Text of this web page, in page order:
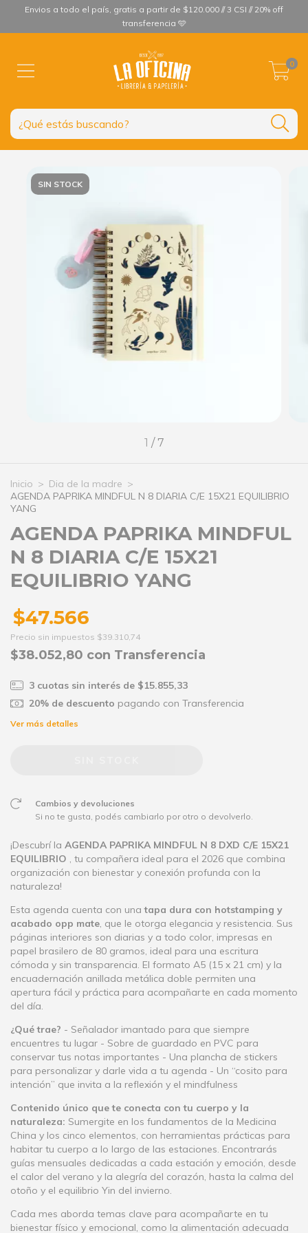
Envios a todo el país, gratis a partir de $120.000 // 3 CSI // 20% off
transferencia 🩵
0
SIN STOCK
1 / 7
Inicio > Dia de la madre >
AGENDA PAPRIKA MINDFUL N 8 DIARIA C/E 15X21 EQUILIBRIO
YANG
AGENDA PAPRIKA MINDFUL
N 8 DIARIA C/E 15X21
EQUILIBRIO YANG
$47.566
Precio sin impuestos $39.310,74
$38.052,80 con Transferencia
3 cuotas sin interés de $15.855,33
20% de descuento pagando con Transferencia
Ver más detalles
Cambios y devoluciones
Si no te gusta, podés cambiarlo por otro o devolverlo.
¡Descubrí la AGENDA PAPRIKA MINDFUL N 8 DXD C/E 15X21
EQUILIBRIO , tu compañera ideal para el 2026 que combina
organización con bienestar y conexión profunda con la
naturaleza!
Esta agenda cuenta con unatapa dura con hotstamping y
acabado opp mate, que le otorga elegancia y resistencia. Sus
páginas interiores son diarias y a todo color, impresas en
papel brasilero de 80 gramos, ideal para una escritura
cómoda y sin transparencia. El formato A5 (15 x 21 cm) y la
encuadernación anillada metálica doble permiten una
apertura fácil y práctica para acompañarte en cada momento
del día.
¿Qué trae? - Señalador imantado para que siempre
encuentres tu lugar - Sobre de guardado en PVC para
conservar tus notas importantes - Una plancha de stickers
para personalizar y darle vida a tu agenda - Un “cosito para
intención” que invita a la reflexión y el mindfulness
Contenido único que te conecta con tu cuerpo y la
naturaleza: Sumergite en los fundamentos de la Medicina
China y los cinco elementos, con herramientas prácticas para
habitar tu cuerpo a lo largo de las estaciones. Encontrarás
guías mensuales dedicadas a cada estación y emoción, desde
el calor del verano y la alegría del corazón, hasta la calma del
otoño y el equilibrio Yin del invierno.
Cada mes aborda temas clave para acompañarte en tu
bienestar físico y emocional, como la alimentación adecuada